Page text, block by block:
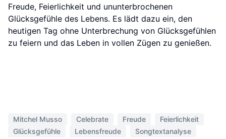
Freude, Feierlichkeit und ununterbrochenen
Glücksgefühle des Lebens. Es lädt dazu ein, den
heutigen Tag ohne Unterbrechung von Glücksgefühlen
zu feiern und das Leben in vollen Zügen zu genießen.
Mitchel Musso Celebrate Freude
Feierlichkeit
Glücksgefühle
Lebensfreude Songtextanalyse